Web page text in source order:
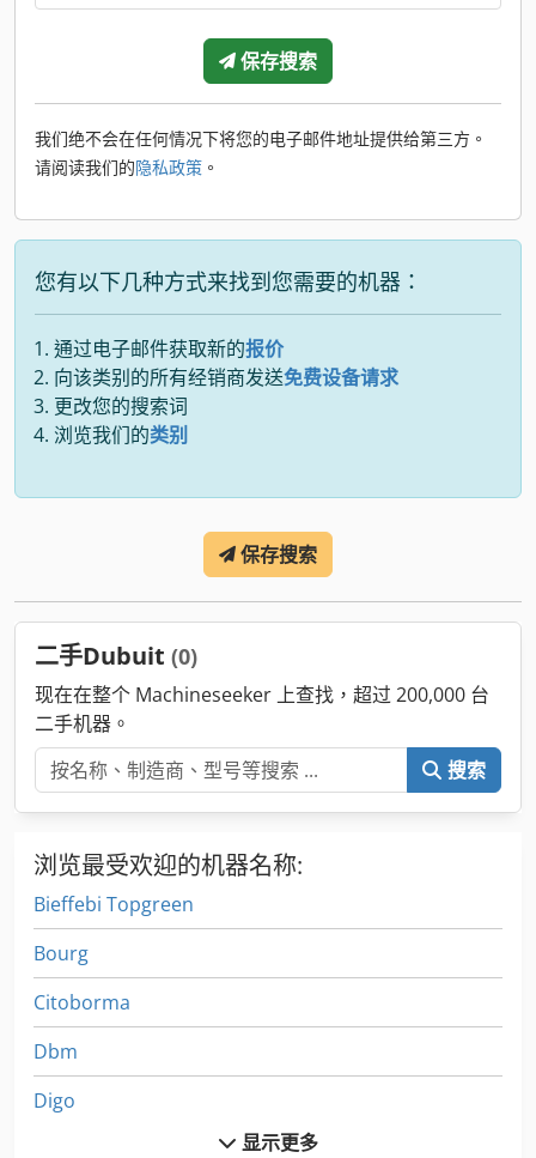
保存搜索
我们绝不会在任何情况下将您的电子邮件地址提供给第三方。
请阅读我们的隐私政策 。
您有以下几种方式来找到您需要的机器：
通过电子邮件获取新的报价
向该类别的所有经销商发送免费设备请求
更改您的搜索词
浏览我们的类别
保存搜索
二手Dubuit (0)
现在在整个 Machineseeker 上查找，超过 200,000 台
二手机器。
搜索
浏览最受欢迎的机器名称:
Bieffebi Topgreen
Bourg
Citoborma
Dbm
Digo
显示更多